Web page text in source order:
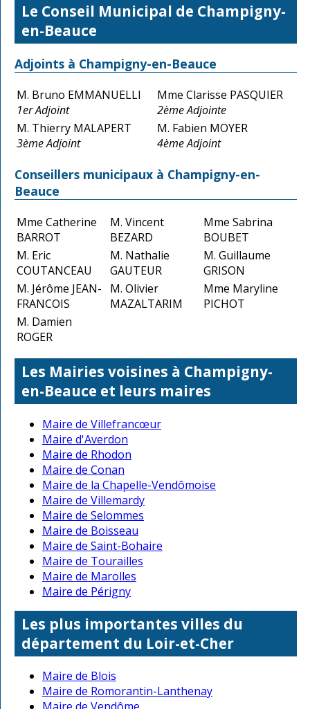
Le Conseil Municipal de Champigny-
en-Beauce
Adjoints à Champigny-en-Beauce
M. Bruno EMMANUELLI
1er Adjoint
Mme Clarisse PASQUIER
2ème Adjointe
M. Thierry MALAPERT
3ème Adjoint
M. Fabien MOYER
4ème Adjoint
Conseillers municipaux à Champigny-en-
Beauce
Mme Catherine
BARROT
M. Vincent
BEZARD
Mme Sabrina
BOUBET
M. Eric
COUTANCEAU
M. Nathalie
GAUTEUR
M. Guillaume
GRISON
M. Jérôme JEAN-
FRANCOIS
M. Olivier
MAZALTARIM
Mme Maryline
PICHOT
M. Damien
ROGER
Les Mairies voisines à Champigny-
en-Beauce et leurs maires
Maire de Villefrancœur
Maire d'Averdon
Maire de Rhodon
Maire de Conan
Maire de la Chapelle-Vendômoise
Maire de Villemardy
Maire de Selommes
Maire de Boisseau
Maire de Saint-Bohaire
Maire de Tourailles
Maire de Marolles
Maire de Périgny
Les plus importantes villes du
département du Loir-et-Cher
Maire de Blois
Maire de Romorantin-Lanthenay